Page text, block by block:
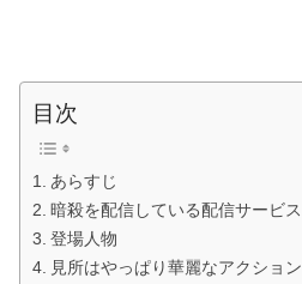
目次
あらすじ
暗殺を配信している配信サービス
登場人物
見所はやっぱり華麗なアクション